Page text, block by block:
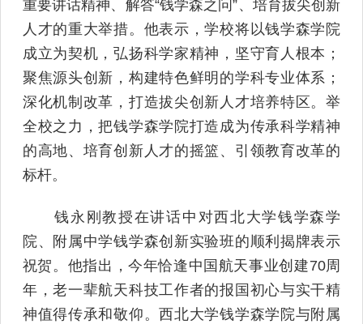
重要讲话精神、解答“钱学森之问”、培育拔尖创新
人才的重大举措。他表示，学校将以钱学森学院
成立为契机，弘扬科学家精神，坚守育人根本；
聚焦源头创新，构建特色鲜明的学科专业体系；
深化机制改革，打造拔尖创新人才培养特区。举
全校之力，把钱学森学院打造成为传承科学精神
的高地、培育创新人才的摇篮、引领教育改革的
标杆。
钱永刚教授在讲话中对西北大学钱学森学
院、附属中学钱学森创新实验班的顺利揭牌表示
祝贺。他指出，今年恰逢中国航天事业创建70周
年，老一辈航天科技工作者的报国初心与实干精
神值得传承和敬仰。西北大学钱学森学院与附属